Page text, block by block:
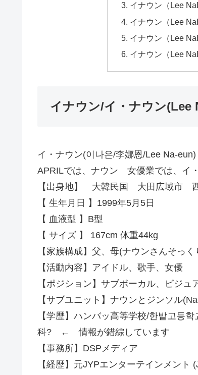
イナウン（Lee
イナウン（Lee
イナウン（Lee
イナウン（Lee
イナウン/イ・ナウン(Lee
イ・ナウン(이나은/李娜恩/Lee Na-eun)
APRILでは、ナウン 女優業では、イ
【出身地】 大韓民国 大田広域市
【 生年月日 】1999年5月5日
【 血液型 】B型
【 サイズ 】 167cm 体重44kg
【家族構成】父、母(ナウンさんそっ
【活動内容】アイドル、歌手、女優
【ポジション】サブボーカル、ビジ
【サブユニット】ナウンとジンソル
【学歴】ハンバッ高等学校/한밭고등
科? ← 情報が錯綜しています
【事務所】DSPメディア
【経歴】元JYPエンターテインメント